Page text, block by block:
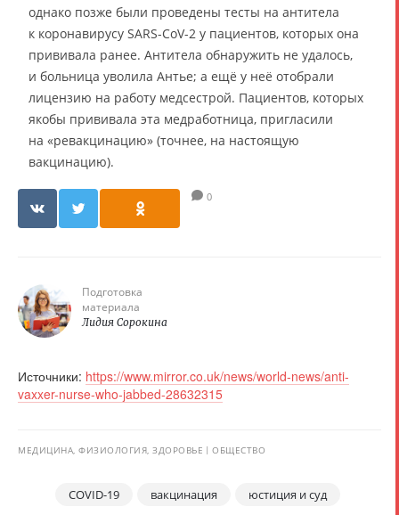
однако позже были проведены тесты на антитела
к коронавирусу SARS-CoV-2 у пациентов, которых она
прививала ранее. Антитела обнаружить не удалось,
и больница уволила Антье; а ещё у неё отобрали
лицензию на работу медсестрой. Пациентов, которых
якобы прививала эта медработница, пригласили
на «ревакцинацию» (точнее, на настоящую
вакцинацию).
0
Подготовка
материала
Лидия Сорокина
Источники: https://www.mirror.co.uk/news/world-news/anti-
vaxxer-nurse-who-jabbed-28632315
МЕДИЦИНА, ФИЗИОЛОГИЯ, ЗДОРОВЬЕ ОБЩЕСТВО
COVID-19 вакцинация юстиция и суд